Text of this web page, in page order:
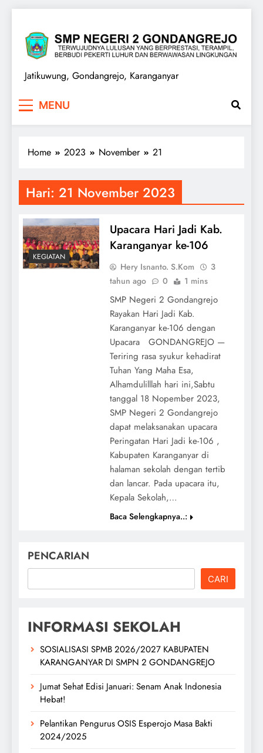
content
SMPN 2 GONDANGREJO
Jatikuwung, Gondangrejo, Karanganyar
MENU
Home 2023 November 21
Hari: 21 November 2023
KEGIATAN
Upacara Hari Jadi Kab.
Karanganyar ke-106
Hery Isnanto. S.Kom
3
tahun ago
0 1 mins
SMP Negeri 2 Gondangrejo
Rayakan Hari Jadi Kab.
Karanganyar ke-106 dengan
Upacara GONDANGREJO —
Teriring rasa syukur kehadirat
Tuhan Yang Maha Esa,
Alhamdulilllah hari ini,Sabtu
tanggal 18 Nopember 2023,
SMP Negeri 2 Gondangrejo
dapat melaksanakan upacara
Peringatan Hari Jadi ke-106 ,
Kabupaten Karanganyar di
halaman sekolah dengan tertib
dan lancar. Pada upacara itu,
Kepala Sekolah,…
Baca Selengkapnya..:
PENCARIAN
CARI
INFORMASI SEKOLAH
SOSIALISASI SPMB 2026/2027 KABUPATEN
KARANGANYAR DI SMPN 2 GONDANGREJO
Jumat Sehat Edisi Januari: Senam Anak Indonesia
Hebat!
Pelantikan Pengurus OSIS Esperojo Masa Bakti
2024/2025